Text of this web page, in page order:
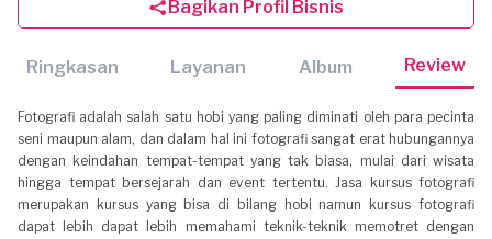
Bagikan Profil Bisnis
Ringkasan Layanan Album Review
Fotografi adalah salah satu hobi yang paling diminati oleh para pecinta
seni maupun alam, dan dalam hal ini fotografi sangat erat hubungannya
dengan keindahan tempat-tempat yang tak biasa, mulai dari wisata
hingga tempat bersejarah dan event tertentu. Jasa kursus fotografi
merupakan kursus yang bisa di bilang hobi namun kursus fotografi
dapat lebih dapat lebih memahami teknik-teknik memotret dengan